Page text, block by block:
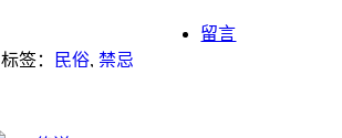
留言
标签：
民俗, 禁忌